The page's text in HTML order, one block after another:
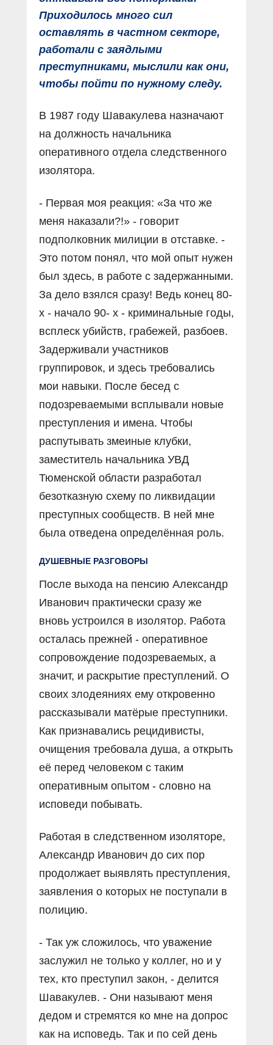
Приходилось много сил
оставлять в частном секторе,
работали с заядлыми
преступниками, мыслили как они,
чтобы пойти по нужному следу.
В 1987 году Шавакулева назначают
на должность начальника
оперативного отдела следственного
изолятора.
- Первая моя реакция: «За что же
меня наказали?!» - говорит
подполковник милиции в отставке. -
Это потом понял, что мой опыт нужен
был здесь, в работе с задержанными.
За дело взялся сразу! Ведь конец 80-
х - начало 90- х - криминальные годы,
всплеск убийств, грабежей, разбоев.
Задерживали участников
группировок, и здесь требовались
мои навыки. После бесед с
подозреваемыми всплывали новые
преступления и имена. Чтобы
распутывать змеиные клубки,
заместитель начальника УВД
Тюменской области разработал
безотказную схему по ликвидации
преступных сообществ. В ней мне
была отведена определённая роль.
ДУШЕВНЫЕ РАЗГОВОРЫ
После выхода на пенсию Александр
Иванович практически сразу же
вновь устроился в изолятор. Работа
осталась прежней - оперативное
сопровождение подозреваемых, а
значит, и раскрытие преступлений. О
своих злодеяниях ему откровенно
рассказывали матёрые преступники.
Как признавались рецидивисты,
очищения требовала душа, а открыть
её перед человеком с таким
оперативным опытом - словно на
исповеди побывать.
Работая в следственном изоляторе,
Александр Иванович до сих пор
продолжает выявлять преступления,
заявления о которых не поступали в
полицию.
- Так уж сложилось, что уважение
заслужил не только у коллег, но и у
тех, кто преступил закон, - делится
Шавакулев. - Они называют меня
дедом и стремятся ко мне на допрос
как на исповедь. Так и по сей день